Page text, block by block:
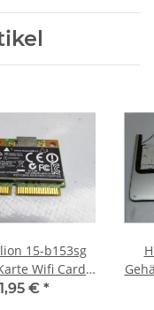
15-b153sg
Wifi Card
675794-001
€ *